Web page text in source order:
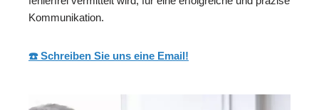
Kommunikation.
☎️ Schreiben Sie uns eine Email!